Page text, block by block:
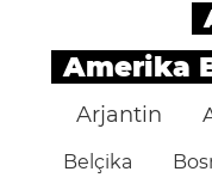
Amerika
Arjantin
Belçika